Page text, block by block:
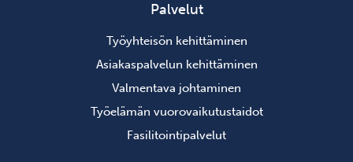
Palvelut
Työyhteisön kehittäminen
Asiakaspalvelun kehittäminen
Valmentava johtaminen
Työelämän vuorovaikutustaidot
Fasilitointipalvelut